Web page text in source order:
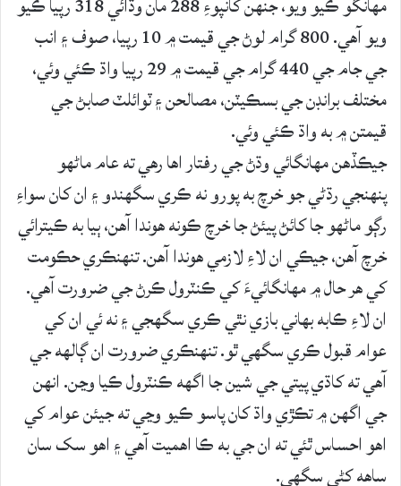
ويو آهي. 800 گرام لوڻ جي قيمت ۾ 10 رپيا، صوف ۽ انب
جي جام جي 440 گرام جي قيمت ۾ 29 رپيا واڌ ڪئي وئي،
مختلف برانڊن جي بسڪيٽن، مصالحن ۽ ٽوائلٽ صابڻ جي
قيمتن ۾ به واڌ ڪئي وئي.
جيڪڏهن مهانگائي وڌڻ جي رفتار اها رهي ته عام ماڻهو
پنهنجي رڌڻي جو خرچ به پورو نه ڪري سگهندو ۽ ان کان سواءِ
رڳو ماڻهو جا کائڻ پيئڻ جا خرچ ڪونه هوندا آهن، ٻيا به ڪيترائي
خرچ آهن، جيڪي ان لاءِ لازمي هوندا آهن. تنهنڪري حڪومت
کي هر حال ۾ مهانگائيءَ کي ڪنٽرول ڪرڻ جي ضرورت آهي.
ان لاءِ ڪابه بهاني بازي نٿي ڪري سگهجي ۽ نه ئي ان کي
عوام قبول ڪري سگهي ٿو. تنهنڪري ضرورت ان ڳالهه جي
آهي ته کاڌي پيتي جي شين جا اگهه ڪنٽرول ڪيا وڃن. انهن
جي اگهن ۾ تڪڙي واڌ کان پاسو ڪيو وڃي ته جيئن عوام کي
اهو احساس ٿئي ته ان جي به ڪا اهميت آهي ۽ اهو سک سان
ساهه کڻي سگهي.